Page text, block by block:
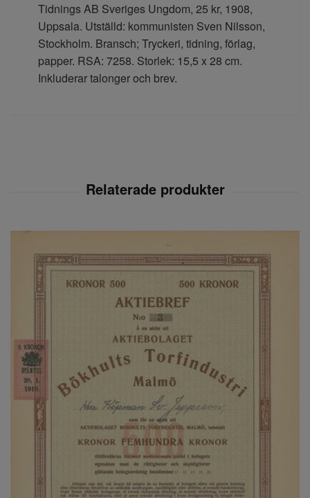
Tidnings AB Sveriges Ungdom, 25 kr, 1908,
Uppsala. Utställd: kommunisten Sven Nilsson,
Stockholm. Bransch; Tryckeri, tidning, förlag,
papper. RSA: 7258. Storlek: 15,5 x 28 cm.
Inkluderar talonger och brev.